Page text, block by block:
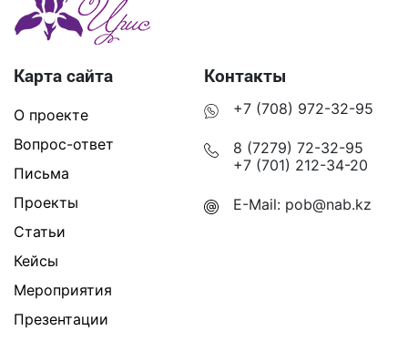
Карта сайта
О проекте
Вопрос-ответ
Письма
Проекты
Статьи
Кейсы
Мероприятия
Презентации
Контакты
+7 (708) 972-32-95
8 (7279) 72-32-95
+7 (701) 212-34-20
E-Mail: pob@nab.kz